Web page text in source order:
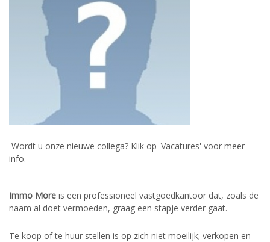
Wordt u onze nieuwe collega? Klik op 'Vacatures' voor meer
info.
Immo More is een professioneel vastgoedkantoor dat, zoals de
naam al doet vermoeden, graag een stapje verder gaat.
Te koop of te huur stellen is op zich niet moeilijk; verkopen en